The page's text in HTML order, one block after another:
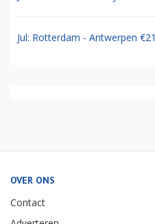
Jul: Rotterdam - Antwerpen €21
OVER ONS
Contact